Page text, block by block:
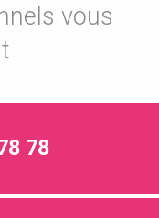
vous
78